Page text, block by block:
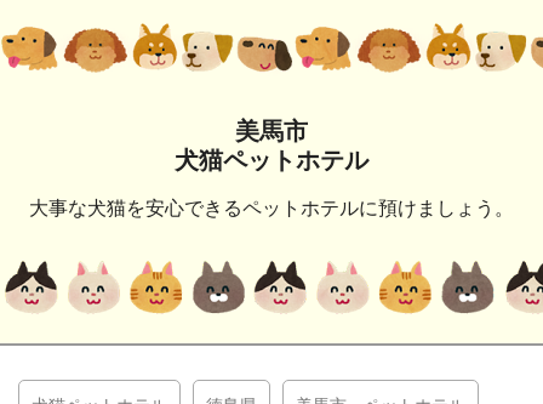
美馬市
犬猫ペットホテル
大事な犬猫を安心できるペットホテルに預けましょう。